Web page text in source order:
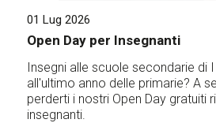
01 Lug 2026
Open Day per Insegnanti
Insegni alle scuole secondarie di
all'ultimo anno delle primarie? A
perderti i nostri Open Day gratuiti
insegnanti.